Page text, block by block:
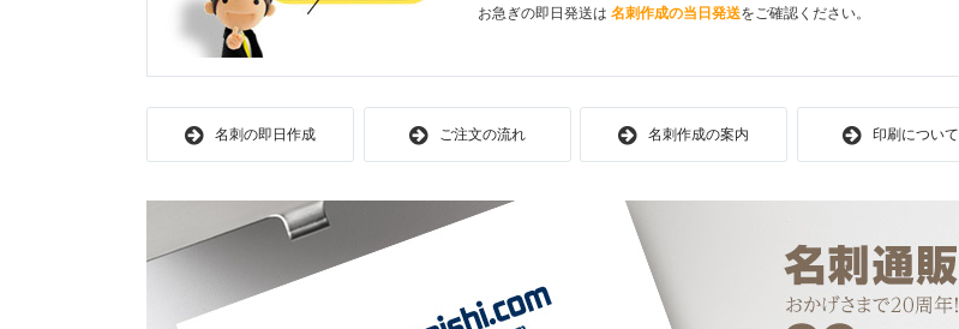
お急ぎの即日発送は 名刺作成の当日発送をご確認ください。
名刺の即日作成 ご注文の流れ 名刺作成の案内 印刷について